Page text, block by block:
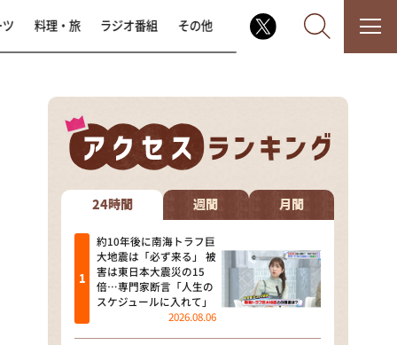
なるみ・岡村の過ぎるTV
相席食堂
これ余談なんですけど・・・
～人生密着トークバラエティ！
～ やすとものいたって真剣です
探偵！ナイトスクープ
料理・旅 ラジオ番組 その他
24時間 週間 月間
約10年後に南海トラフ巨
大地震は「必ず来る」 被
害は東日本大震災の15
倍…専門家断言「人生の
スケジュールに入れて」
2026.08.06